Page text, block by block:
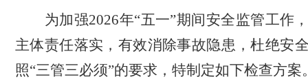
为加强2026年“五一”期间安全监管工作
主体责任落实，有效消除事故隐患，杜绝安
照“三管三必须”的要求，特制定如下检查方案